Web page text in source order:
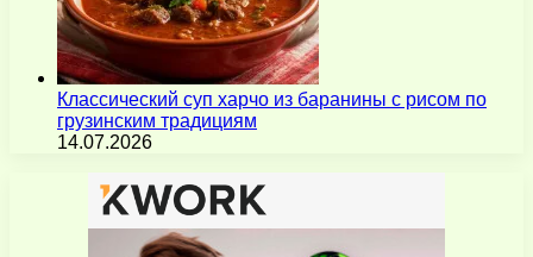
Классический суп харчо из баранины с рисом по
грузинским традициям
14.07.2026